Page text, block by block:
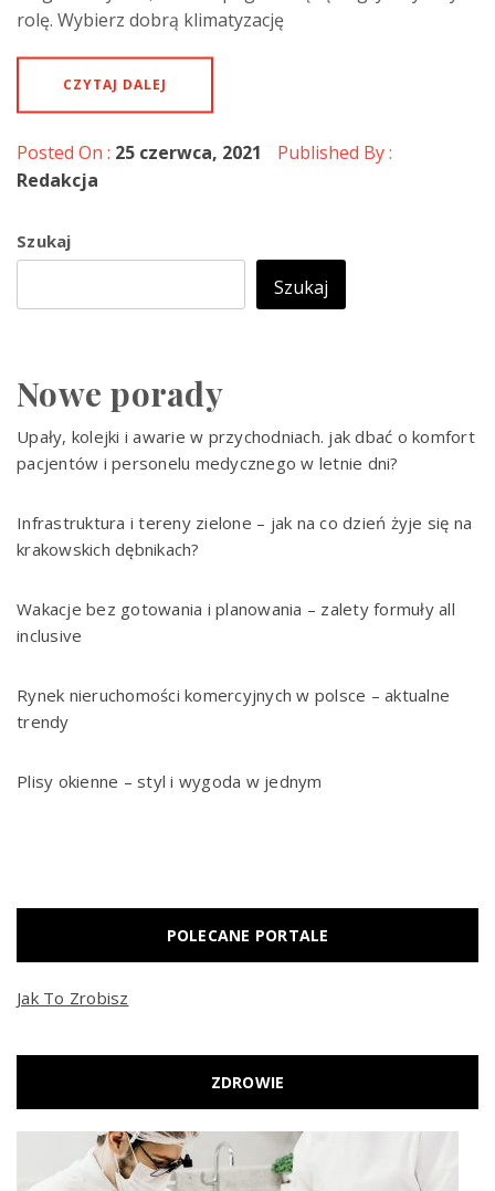
rolę. Wybierz dobrą klimatyzację
CZYTAJ DALEJ
Posted On : 25 czerwca, 2021
Published By :
Redakcja
Szukaj
Szukaj
Nowe porady
Upały, kolejki i awarie w przychodniach. jak dbać o komfort
pacjentów i personelu medycznego w letnie dni?
Infrastruktura i tereny zielone – jak na co dzień żyje się na
krakowskich dębnikach?
Wakacje bez gotowania i planowania – zalety formuły all
inclusive
Rynek nieruchomości komercyjnych w polsce – aktualne
trendy
Plisy okienne – styl i wygoda w jednym
POLECANE PORTALE
Jak To Zrobisz
ZDROWIE